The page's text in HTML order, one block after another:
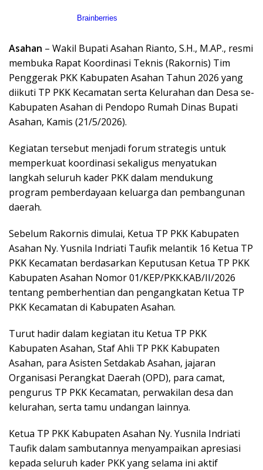
Asahan – Wakil Bupati Asahan Rianto, S.H., M.AP., resmi
membuka Rapat Koordinasi Teknis (Rakornis) Tim
Penggerak PKK Kabupaten Asahan Tahun 2026 yang
diikuti TP PKK Kecamatan serta Kelurahan dan Desa se-
Kabupaten Asahan di Pendopo Rumah Dinas Bupati
Asahan, Kamis (21/5/2026).
Kegiatan tersebut menjadi forum strategis untuk
memperkuat koordinasi sekaligus menyatukan
langkah seluruh kader PKK dalam mendukung
program pemberdayaan keluarga dan pembangunan
daerah.
Sebelum Rakornis dimulai, Ketua TP PKK Kabupaten
Asahan Ny. Yusnila Indriati Taufik melantik 16 Ketua TP
PKK Kecamatan berdasarkan Keputusan Ketua TP PKK
Kabupaten Asahan Nomor 01/KEP/PKK.KAB/II/2026
tentang pemberhentian dan pengangkatan Ketua TP
PKK Kecamatan di Kabupaten Asahan.
Turut hadir dalam kegiatan itu Ketua TP PKK
Kabupaten Asahan, Staf Ahli TP PKK Kabupaten
Asahan, para Asisten Setdakab Asahan, jajaran
Organisasi Perangkat Daerah (OPD), para camat,
pengurus TP PKK Kecamatan, perwakilan desa dan
kelurahan, serta tamu undangan lainnya.
Ketua TP PKK Kabupaten Asahan Ny. Yusnila Indriati
Taufik dalam sambutannya menyampaikan apresiasi
kepada seluruh kader PKK yang selama ini aktif